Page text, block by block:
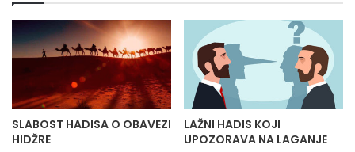
SLABOST HADISA O OBAVEZI
HIDŽRE
LAŽNI HADIS KOJI
UPOZORAVA NA LAGANJE